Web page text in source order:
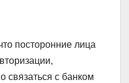
посторонние лица
связаться с банком